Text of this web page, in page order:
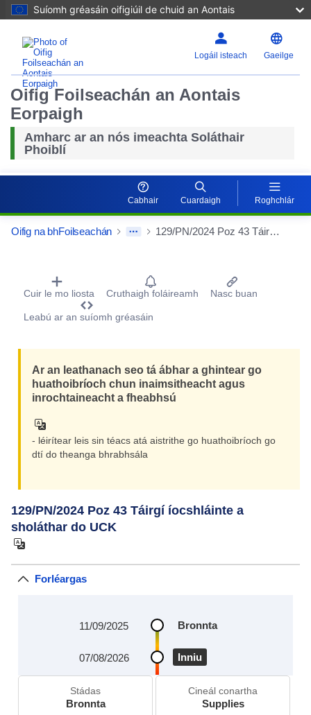
Suíomh gréasáin oifigiúil de chuid an Aontais
Logáil isteach Gaeilge
Oifig Foilseachán an Aontais
Eorpaigh
Amharc ar an nós imeachta Soláthair
Phoiblí
Cabhair Cuardaigh Roghchlár
Oifig na bhFoilseachán 129/PN/2024 Poz 43 Táirgí íocshláinte a sholáthar do UCK
Procurement Detail Actions Portlet
Cuir le mo liosta Cruthaigh foláireamh Nasc buan
Leabú ar an suíomh gréasáin
Ar an leathanach seo tá ábhar a ghintear go
huathoibríoch chun inaimsitheacht agus
inrochtaineacht a fheabhsú
- léirítear leis sin téacs atá aistrithe go huathoibríoch go
dtí do theanga bhrabhsála
129/PN/2024 Poz 43 Táirgí íocshláinte a
sholáthar do UCK
Forléargas
Bronnta
11/09/2025
Inniu
07/08/2026
Stádas
Bronnta
Cineál conartha
Supplies